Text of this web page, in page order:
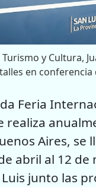
y Cultura,
en conferencia
Feria
realiza
Aires, se
abril al 12 de
junto las